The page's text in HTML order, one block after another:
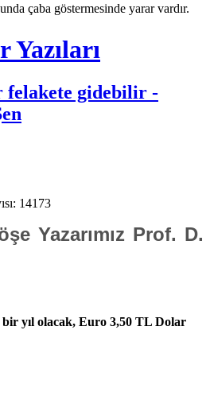
çaba göstermesinde yarar vardır.
Yazıları
gidebilir -
14173
Yazarımız Prof. D.
yıl olacak, Euro 3,50 TL Dolar